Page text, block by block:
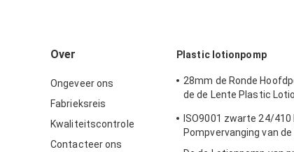
Over
Ongeveer ons
Fabrieksreis
Kwaliteitscontrole
Contacteer ons
Plastic lotionpomp
28mm de Ronde
de de Lente Plastic
ISO9001 zwarte 24/410
Pompvervanging van